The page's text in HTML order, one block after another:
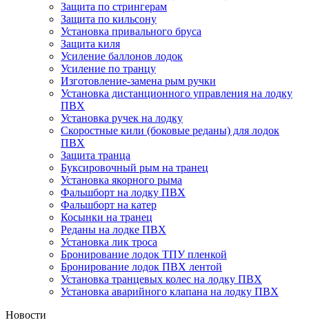
Защита по стрингерам
Защита по кильсону
Установка привального бруса
Защита киля
Усиление баллонов лодок
Усиление по транцу
Изготовление-замена рым ручки
Установка дистанционного управления на лодку
ПВХ
Установка ручек на лодку
Скоростные кили (боковые реданы) для лодок
ПВХ
Защита транца
Буксировочный рым на транец
Установка якорного рыма
Фальшборт на лодку ПВХ
Фальшборт на катер
Косынки на транец
Реданы на лодке ПВХ
Установка лик троса
Бронирование лодок ТПУ пленкой
Бронирование лодок ПВХ лентой
Установка транцевых колес на лодку ПВХ
Установка аварийного клапана на лодку ПВХ
Новости